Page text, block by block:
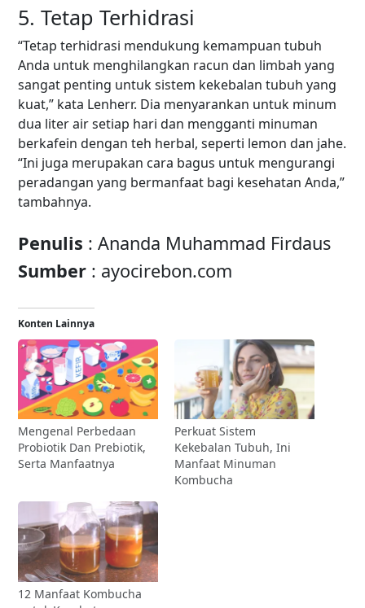
5. Tetap Terhidrasi
“Tetap terhidrasi mendukung kemampuan tubuh
Anda untuk menghilangkan racun dan limbah yang
sangat penting untuk sistem kekebalan tubuh yang
kuat,” kata Lenherr. Dia menyarankan untuk minum
dua liter air setiap hari dan mengganti minuman
berkafein dengan teh herbal, seperti lemon dan jahe.
“Ini juga merupakan cara bagus untuk mengurangi
peradangan yang bermanfaat bagi kesehatan Anda,”
tambahnya.
Penulis : Ananda Muhammad Firdaus
Sumber : ayocirebon.com
Konten Lainnya
Mengenal Perbedaan
Probiotik Dan Prebiotik,
Serta Manfaatnya
Perkuat Sistem
Kekebalan Tubuh, Ini
Manfaat Minuman
Kombucha
12 Manfaat Kombucha